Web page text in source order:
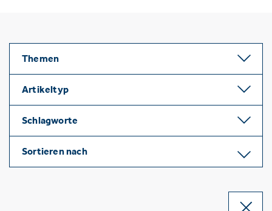
Themen
Artikeltyp
Schlagworte
Sortieren nach